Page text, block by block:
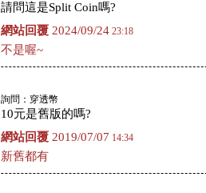
請問這是Split Coin嗎?
網站回覆 2024/09/24 23:18
不是喔~
詢問 ：穿透幣
10元是舊版的嗎?
網站回覆 2019/07/07 14:34
新舊都有